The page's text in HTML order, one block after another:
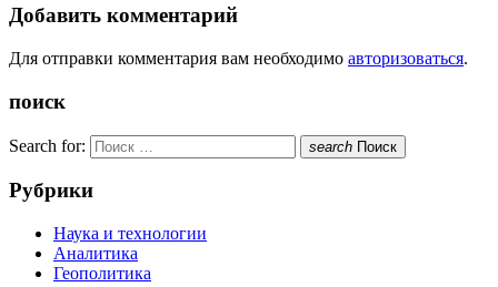
Добавить комментарий
Для отправки комментария вам необходимо авторизоваться.
поиск
Search for: search Поиск
Рубрики
Наука и технологии
Аналитика
Геополитика